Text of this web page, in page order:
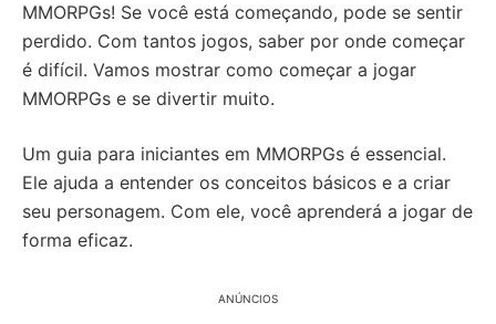
MMORPGs! Se você está começando, pode se sentir
perdido. Com tantos jogos, saber por onde começar
é difícil. Vamos mostrar como começar a jogar
MMORPGs e se divertir muito.
Um guia para iniciantes em MMORPGs é essencial.
Ele ajuda a entender os conceitos básicos e a criar
seu personagem. Com ele, você aprenderá a jogar de
forma eficaz.
ANÚNCIOS